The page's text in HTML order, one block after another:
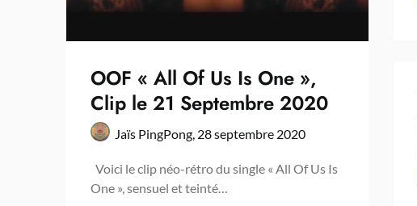
OOF « All Of Us Is One »,
Clip le 21 Septembre 2020
Jaïs PingPong, 28 septembre 2020
Voici le clip néo-rétro du single « All Of Us Is
One », sensuel et teinté…